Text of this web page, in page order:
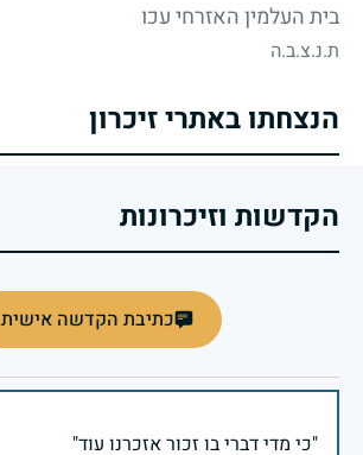
בית העלמין האזרחי עכו
ת.נ.צ.ב.ה
הנצחתו באתרי זיכרון
הקדשות וזיכרונות
כתיבת הקדשה אישית